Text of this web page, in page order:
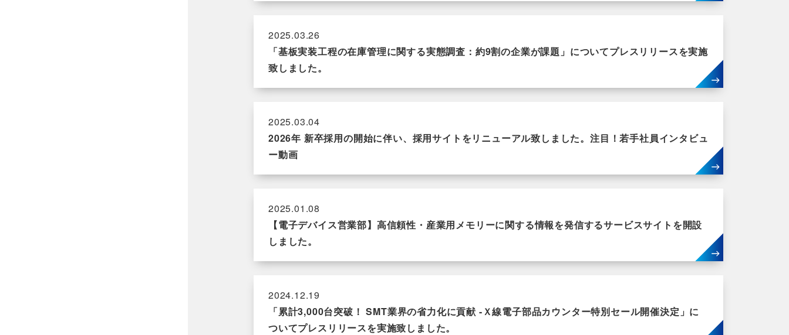
2025.03.26
「基板実装工程の在庫管理に関する実態調査：約9割の企業が課題」についてプレスリリースを実施
致しました。
2025.03.04
2026年 新卒採用の開始に伴い、採用サイトをリニューアル致しました。注目！若手社員インタビュ
ー動画
2025.01.08
【電子デバイス営業部】高信頼性・産業用メモリーに関する情報を発信するサービスサイトを開設
しました。
2024.12.19
「累計3,000台突破！ SMT業界の省力化に貢献 -Ｘ線電子部品カウンター特別セール開催決定」に
ついてプレスリリースを実施致しました。